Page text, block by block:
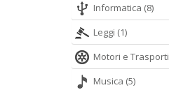
Informatica (8)
Leggi (1)
Motori e Trasporti
Musica (5)